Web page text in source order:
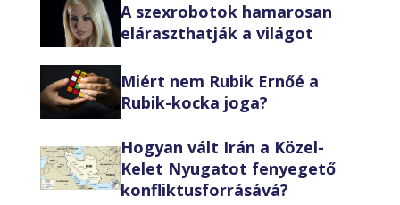
A szexrobotok hamarosan
eláraszthatják a világot
Miért nem Rubik Ernőé a
Rubik-kocka joga?
Hogyan vált Irán a Közel-
Kelet Nyugatot fenyegető
konfliktusforrásává?